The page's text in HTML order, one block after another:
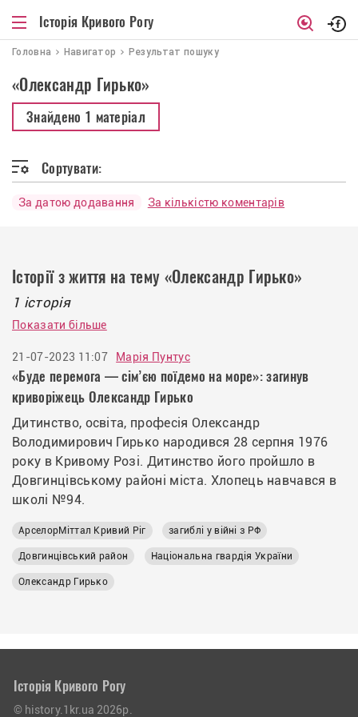
Історія Кривого Рогу
Головна Навигатор Результат пошуку
«Олександр Гирько»
Знайдено 1 матеріал
Сортувати:
За датою додавання За кількістю коментарів
Історії з життя на тему «Олександр Гирько»
1 історія
Показати більше
21-07-2023 11:07 Марія Пунтус
«Буде перемога — сім’єю поїдемо на море»: загинув
криворіжець Олександр Гирько
Дитинство, освіта, професія Олександр
Володимирович Гирько народився 28 серпня 1976
року в Кривому Розі. Дитинство його пройшло в
Довгинцівському районі міста. Хлопець навчався в
школі №94.
АрселорМіттал Кривий Ріг загиблі у війні з РФ
Довгинцівський район Національна гвардія України
Олександр Гирько
Історія Кривого Рогу
© history.1kr.ua 2026р.